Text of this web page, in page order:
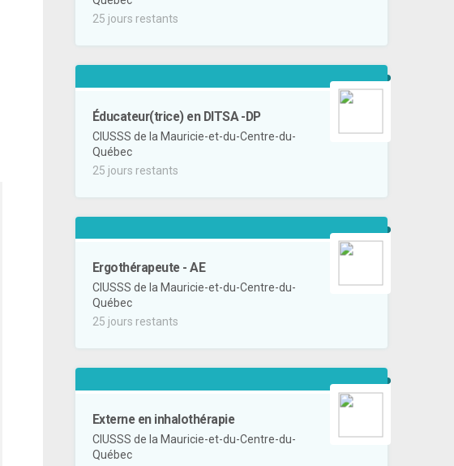
25 jours restants
Éducateur(trice) en DITSA -DP
CIUSSS de la Mauricie-et-du-Centre-du-
Québec
25 jours restants
Ergothérapeute - AE
CIUSSS de la Mauricie-et-du-Centre-du-
Québec
25 jours restants
Externe en inhalothérapie
CIUSSS de la Mauricie-et-du-Centre-du-
Québec